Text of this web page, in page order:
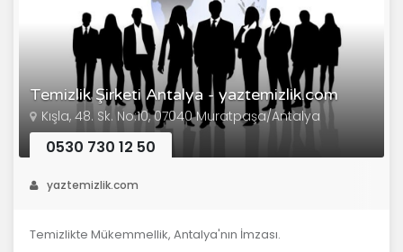
Temizlik Şirketi Antalya - yaztemizlik.com
Kışla, 48. Sk. No:10, 07040 Muratpaşa/Antalya
0530 730 12 50
yaztemizlik.com
Temizlikte Mükemmellik, Antalya'nın İmzası.